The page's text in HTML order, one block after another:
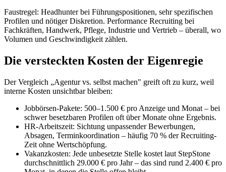
Faustregel: Headhunter bei Führungspositionen, sehr spezifischen
Profilen und nötiger Diskretion. Performance Recruiting bei
Fachkräften, Handwerk, Pflege, Industrie und Vertrieb – überall, wo
Volumen und Geschwindigkeit zählen.
Die versteckten Kosten der Eigenregie
Der Vergleich „Agentur vs. selbst machen" greift oft zu kurz, weil
interne Kosten unsichtbar bleiben:
Jobbörsen-Pakete: 500–1.500 € pro Anzeige und Monat – bei
schwer besetzbaren Profilen oft über Monate ohne Ergebnis.
HR-Arbeitszeit: Sichtung unpassender Bewerbungen,
Absagen, Terminkoordination – häufig 70 % der Recruiting-
Zeit ohne Wertschöpfung.
Vakanzkosten: Jede unbesetzte Stelle kostet laut StepStone
durchschnittlich 29.000 € pro Jahr – das sind rund 2.400 € pro